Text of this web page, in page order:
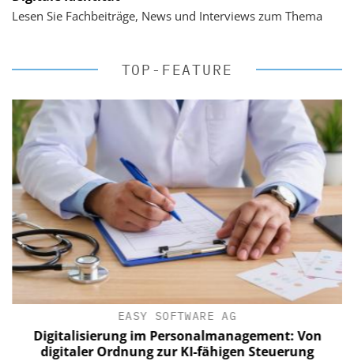
Lesen Sie Fachbeiträge, News und Interviews zum Thema
TOP-FEATURE
EASY SOFTWARE AG
Digitalisierung im Personalmanagement: Von
digitaler Ordnung zur KI-fähigen Steuerung